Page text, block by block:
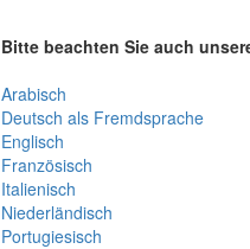
Bitte beachten Sie auch
Arabisch
Deutsch als Fremdsprache
Englisch
Französisch
Italienisch
Niederländisch
Portugiesisch